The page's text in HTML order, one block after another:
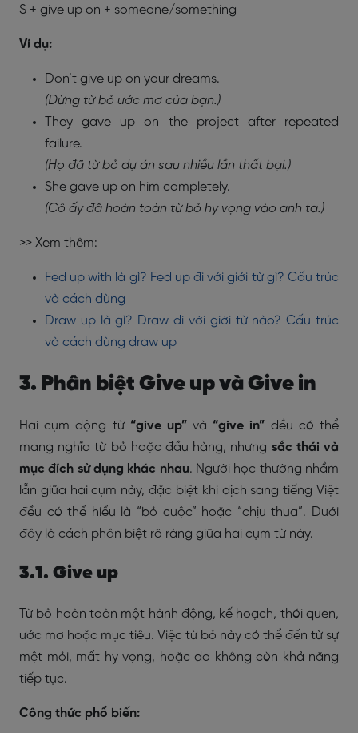
S + give up on + someone/something
Ví dụ:
Don’t give up on your dreams.
(Đừng từ bỏ ước mơ của bạn.)
They gave up on the project after repeated
failure.
(Họ đã từ bỏ dự án sau nhiều lần thất bại.)
She gave up on him completely.
(Cô ấy đã hoàn toàn từ bỏ hy vọng vào anh ta.)
>> Xem thêm:
Fed up with là gì? Fed up đi với giới từ gì? Cấu trúc
và cách dùng
Draw up là gì? Draw đi với giới từ nào? Cấu trúc
và cách dùng draw up
3. Phân biệt Give up và Give in
Hai cụm động từ “give up”và “give in” đều có thể
mang nghĩa từ bỏ hoặc đầu hàng, nhưng sắc thái và
mục đích sử dụng khác nhau. Người học thường nhầm
lẫn giữa hai cụm này, đặc biệt khi dịch sang tiếng Việt
đều có thể hiểu là “bỏ cuộc” hoặc “chịu thua”. Dưới
đây là cách phân biệt rõ ràng giữa hai cụm từ này.
3.1. Give up
Từ bỏ hoàn toàn một hành động, kế hoạch, thói quen,
ước mơ hoặc mục tiêu. Việc từ bỏ này có thể đến từ sự
mệt mỏi, mất hy vọng, hoặc do không còn khả năng
tiếp tục.
Công thức phổ biến: